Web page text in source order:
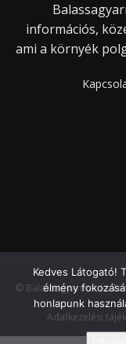
információs,
ami a környék
© Balassagyarmat és
Adatkezelési
Kedves Látogató!
élmény
honlapunk